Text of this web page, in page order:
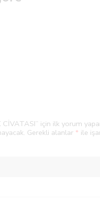
için ilk yorum
Gerekli alanlar * ile